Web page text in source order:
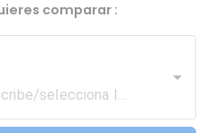
comparar :